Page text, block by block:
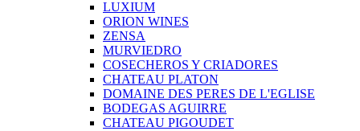
LUXIUM
ORION WINES
ZENSA
MURVIEDRO
COSECHEROS Y CRIADORES
CHATEAU PLATON
DOMAINE DES PERES DE L'EGLISE
BODEGAS AGUIRRE
CHATEAU PIGOUDET